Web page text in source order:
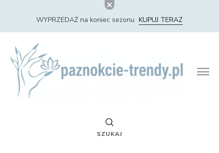
WYPRZEDAŻ na koniec sezonu KUPUJ TERAZ
Paznokcie Trendy – Nowości i Trendy w Stylizacji
Paznokci
SZUKAJ